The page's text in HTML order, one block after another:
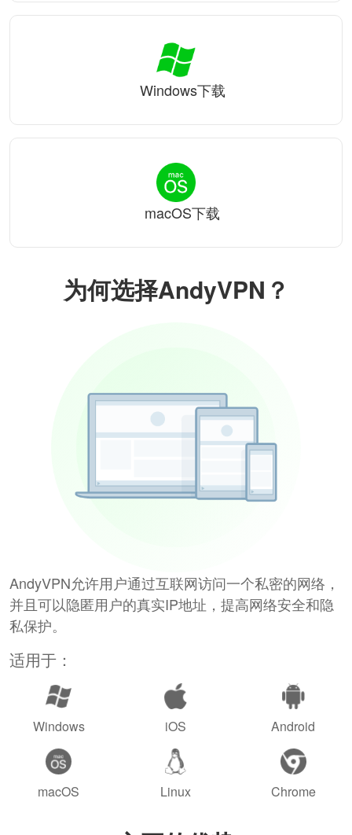
为何选择AndyVPN？
AndyVPN允许用户通过互联网访问一个私密的网络，
并且可以隐匿用户的真实IP地址，提高网络安全和隐
私保护。
适用于：
Windows iOS Android
macOS Linux Chrome
Windows下载
macOS下载